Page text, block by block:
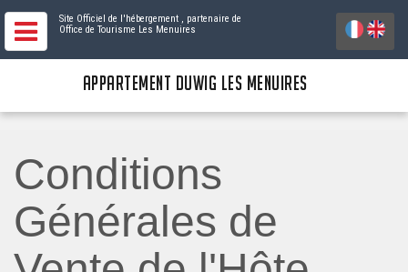
Site Officiel de l'hébergement , partenaire de
Office de Tourisme Les Menuires
APPARTEMENT DUWIG LES MENUIRES
Conditions
Générales de